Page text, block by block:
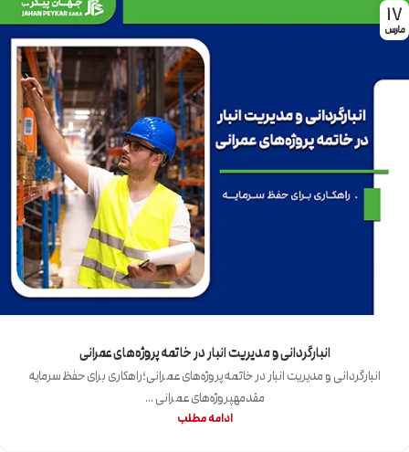
17
مارس
انبارگردانی و مدیریت انبار در خاتمه پروژه‌های عمرانی
انبارگردانی و مدیریت انبار در خاتمه پروژه‌های عمرانی؛راهکاری برای حفظ سرمایه
مقدمهپروژه‌های عمرانی ...
ادامه مطلب